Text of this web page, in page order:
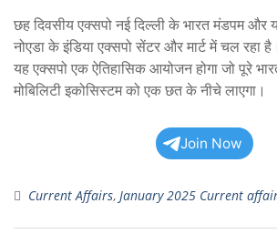
छह दिवसीय एक्सपो नई दिल्ली के भारत मंडपम और
नोएडा के इंडिया एक्सपो सेंटर और मार्ट में चल रहा
यह एक्सपो एक ऐतिहासिक आयोजन होगा जो पूरे
मोबिलिटी इकोसिस्टम को एक छत के नीचे लाएगा।
Join Now
Current Affairs, January 2025 Current